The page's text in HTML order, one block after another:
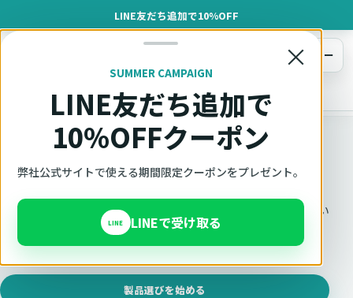
LINE友だち追加で10%OFF
×
SUMMER CAMPAIGN
LINE友だち追加で
10%OFFクーポン
弊社公式サイトで使える期間限定クーポンをプレゼント。
LINE LINEで受け取る
オットキャスト
メニュー
かんたん製品診断
30秒でわかる製品選び
用途から候補をしぼる
車種情報が分からなくても始められます。車の画面環境と使い
たい機能を選ぶと、 見ておきたいシリーズと製品候補を整理
できます。
製品選びを始める